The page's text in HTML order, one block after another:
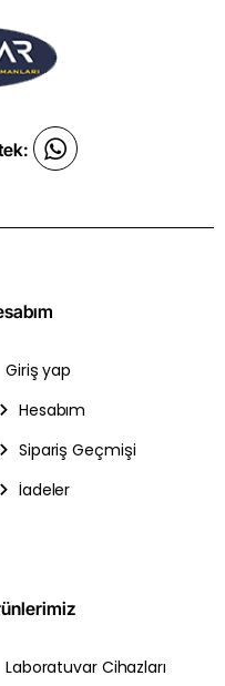
Giriş yap
Hesabım
Sipariş Geçmişi
İadeler
Laboratuvar Cihazları